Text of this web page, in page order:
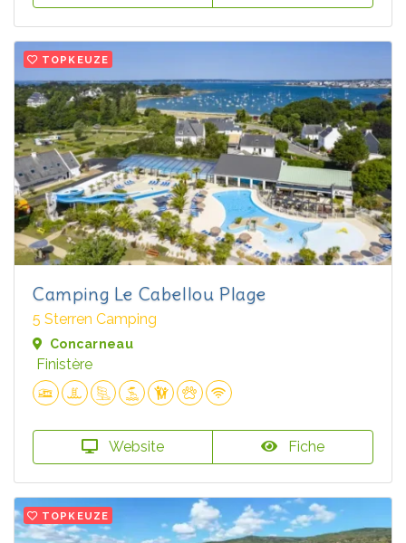
TOPKEUZE
Camping Le Cabellou Plage
5 Sterren Camping
Concarneau
Finistère
Website Fiche
TOPKEUZE